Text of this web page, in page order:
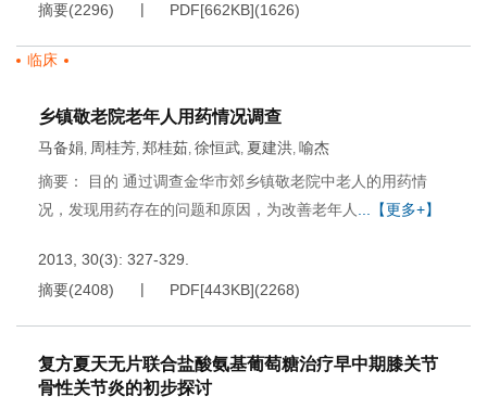
摘要(2296) PDF[662KB](1626)
临床
乡镇敬老院老年人用药情况调查
马备娟, 周桂芳, 郑桂茹, 徐恒武, 夏建洪, 喻杰
摘要： 目的 通过调查金华市郊乡镇敬老院中老人的用药情
况，发现用药存在的问题和原因，为改善老年人
...【更多+】
2013, 30(3): 327-329.
摘要(2408) PDF[443KB](2268)
复方夏天无片联合盐酸氨基葡萄糖治疗早中期膝关节
骨性关节炎的初步探讨